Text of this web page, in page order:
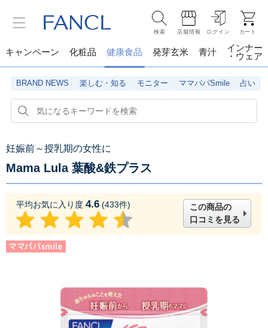
検索 店舗情報 ログイン カート
キャンペーン 化粧品 健康食品 発芽玄米 青汁
インナー
・ウェア
BRAND NEWS 楽しむ・知る モニター ママパパSmile 占い
妊娠前～授乳期の女性に
Mama Lula 葉酸&鉄プラス
平均お気に入り度 4.6 (433件)
この商品の
口コミを見る